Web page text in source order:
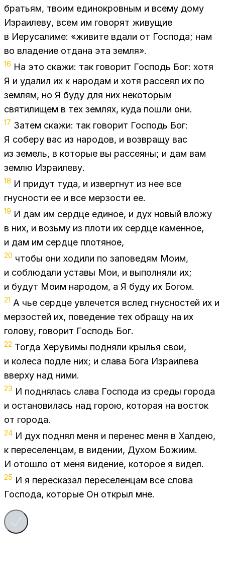
бра­тьям, тво­им еди­но­кров­ным и все­му дому
Из­ра­и­ле­ву, всем им го­во­рят жи­ву­щие
в Иеру­са­ли­ме: «жи­ви­те вда­ли от Гос­по­да; нам
во вла­де­ние от­да­на эта зем­ля».
16 На это ска­жи: так го­во­рит Гос­подь Бог: хотя
Я и уда­лил их к на­ро­дам и хотя рас­се­ял их по
зем­лям, но Я буду для них неко­то­рым
свя­ти­ли­щем в тех зем­лях, куда по­шли они.
17 За­тем ска­жи: так го­во­рит Гос­подь Бог:
Я со­бе­ру вас из на­ро­дов, и воз­вра­щу вас
из зе­мель, в ко­то­рые вы рас­се­я­ны; и дам вам
зем­лю Из­ра­и­ле­ву.
18 И при­дут туда, и из­верг­нут из нее все
гнус­но­сти ее и все мер­зо­сти ее.
19 И дам им серд­це еди­ное, и дух но­вый вло­жу
в них, и возь­му из пло­ти их серд­це ка­мен­ное,
и дам им серд­це пло­тя­ное,
20 что­бы они хо­ди­ли по за­по­ве­дям Моим,
и со­блю­да­ли уста­вы Мои, и вы­пол­ня­ли их;
и бу­дут Моим на­ро­дом, а Я буду их Бо­гом.
21 А чье серд­це увле­чет­ся вслед гнус­но­стей их и
мер­зо­стей их, по­ве­де­ние тех об­ра­щу на их
го­ло­ву, го­во­рит Гос­подь Бог.
22 То­гда Хе­ру­ви­мы под­ня­ли кры­лья свои,
и ко­ле­са под­ле них; и сла­ва Бога Из­ра­и­ле­ва
ввер­ху над ними.
23 И под­ня­лась сла­ва Гос­по­да из сре­ды го­ро­да
и оста­но­ви­лась над го­рою, ко­то­рая на во­сток
от го­ро­да.
24 И дух под­нял меня и пе­ре­нес меня в Хал­дею,
к пе­ре­се­лен­цам, в ви­де­нии, Ду­хом Бо­жи­им.
И ото­шло от меня ви­де­ние, ко­то­рое я ви­дел.
25 И я пе­ре­ска­зал пе­ре­се­лен­цам все сло­ва
Гос­по­да, ко­то­рые Он от­крыл мне.